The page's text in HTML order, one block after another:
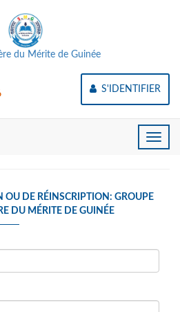
du Mérite de Guinée
S'IDENTIFIER
Toggle
DE RÉINSCRIPTION: GROUPE
DU MÉRITE DE GUINÉE